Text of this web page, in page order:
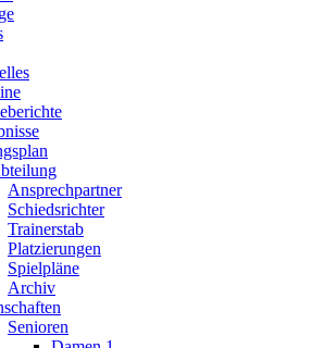
Ansprechpartner
Schiedsrichter
Trainerstab
Platzierungen
Spielpläne
Archiv
Senioren